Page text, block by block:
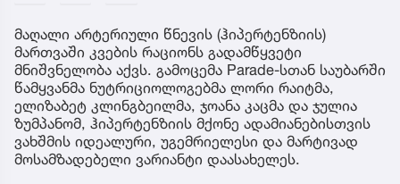
მაღალი არტერიული წნევის (ჰიპერტენზიის)
მართვაში კვების რაციონს გადამწყვეტი
მნიშვნელობა აქვს. გამოცემა Parade-სთან საუბარში
წამყვანმა ნუტრიციოლოგებმა ლორი რაიტმა,
ელიზაბეტ კლინგბეილმა, ჯოანა კაცმა და ჯულია
ზუმპანომ, ჰიპერტენზიის მქონე ადამიანებისთვის
ვახშმის იდეალური, უგემრიელესი და მარტივად
მოსამზადებელი ვარიანტი დაასახელეს.